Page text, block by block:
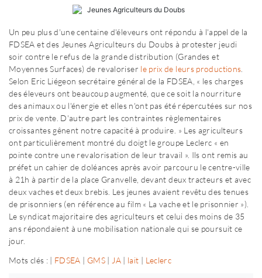
Un peu plus d'une centaine d'éleveurs ont répondu à l'appel de la
FDSEA et des Jeunes Agriculteurs du Doubs à protester jeudi
soir contre le refus de la grande distribution (Grandes et
Moyennes Surfaces) de revaloriser le prix de leurs productions
Selon Eric Liégeon secrétaire général de la FDSEA, « les charges
des éleveurs ont beaucoup augmenté, que ce soit la nourriture
des animaux ou l'énergie et elles n'ont pas été répercutées sur nos
prix de vente. D'autre part les contraintes règlementaires
croissantes gênent notre capacité à produire. » Les agriculteurs
ont particulièrement montré du doigt le groupe Leclerc « en
pointe contre une revalorisation de leur travail ». Ils ont remis au
préfet un cahier de doléances après avoir parcouru le centre-ville
à 21h à partir de la place Granvelle, devant deux tracteurs et avec
deux vaches et deux brebis. Les jeunes avaient revêtu des tenues
de prisonniers (en référence au film « La vache et le prisonnier »).
Le syndicat majoritaire des agriculteurs et celui des moins de 35
ans répondaient à une mobilisation nationale qui se poursuit ce
jour.
Mots clés : | FDSEA | GMS | JA| lait | Leclerc